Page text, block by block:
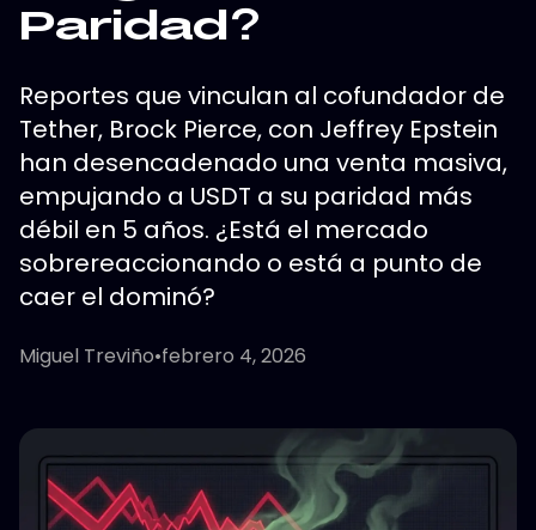
Paridad?
Reportes que vinculan al cofundador de
Tether, Brock Pierce, con Jeffrey Epstein
han desencadenado una venta masiva,
empujando a USDT a su paridad más
débil en 5 años. ¿Está el mercado
sobrereaccionando o está a punto de
caer el dominó?
Miguel Treviño•febrero 4, 2026